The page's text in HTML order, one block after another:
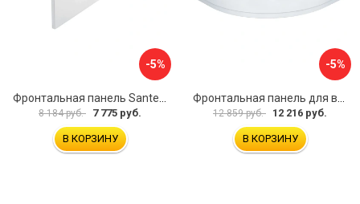
-5%
8 184 руб. 7 775 руб.
В КОРЗИНУ
-5%
12 859 руб. 12 216 руб.
В КОРЗИНУ